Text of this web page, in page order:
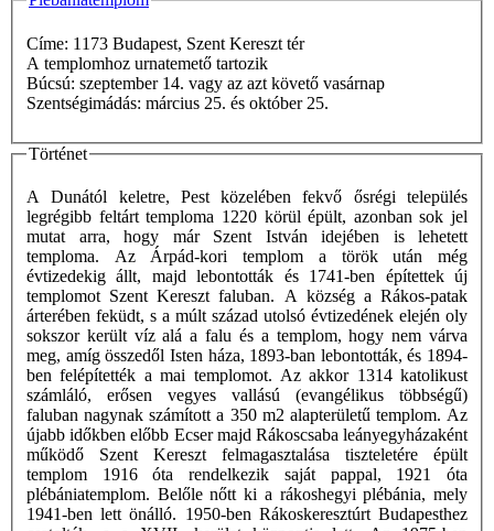
Címe: 1173 Budapest, Szent Kereszt tér
A templomhoz urnatemető tartozik
Búcsú: szeptember 14. vagy az azt követő vasárnap
Szentségimádás: március 25. és október 25.
Történet
A Dunától keletre, Pest közelében fekvő ősrégi település
legrégibb feltárt temploma 1220 körül épült, azonban sok jel
mutat arra, hogy már Szent István idejében is lehetett
temploma. Az Árpád-kori templom a török után még
évtizedekig állt, majd lebontották és 1741-ben építettek új
templomot Szent Kereszt faluban. A község a Rákos-patak
árterében feküdt, s a múlt század utolsó évtizedének elején oly
sokszor került víz alá a falu és a templom, hogy nem várva
meg, amíg összedől Isten háza, 1893-ban lebontották, és 1894-
ben felépítették a mai templomot. Az akkor 1314 katolikust
számláló, erősen vegyes vallású (evangélikus többségű)
faluban nagynak számított a 350 m2 alapterületű templom. Az
újabb időkben előbb Ecser majd Rákoscsaba leányegyházaként
működő Szent Kereszt felmagasztalása tiszteletére épült
templom 1916 óta rendelkezik saját pappal, 1921 óta
plébániatemplom. Belőle nőtt ki a rákoshegyi plébánia, mely
1941-ben lett önálló. 1950-ben Rákoskeresztúrt Budapesthez